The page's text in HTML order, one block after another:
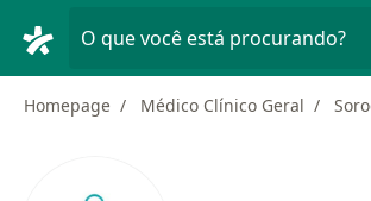
O que você está procurando?
Homepage Médico Clínico Geral